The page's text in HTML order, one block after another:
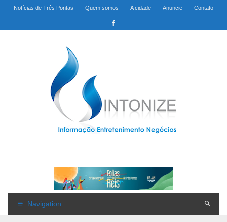
Notícias de Três Pontas Quem somos A cidade Anuncie Contato
Navigation